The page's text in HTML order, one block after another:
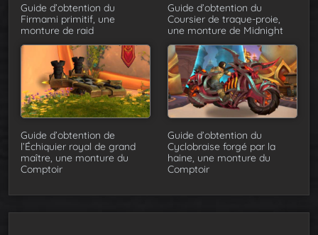
Guide d’obtention du
Firmami primitif, une
monture de raid
Guide d’obtention du
Coursier de traque-proie,
une monture de Midnight
Guide d’obtention de
l’Échiquier royal de grand
maître, une monture du
Comptoir
Guide d’obtention du
Cyclobraise forgé par la
haine, une monture du
Comptoir